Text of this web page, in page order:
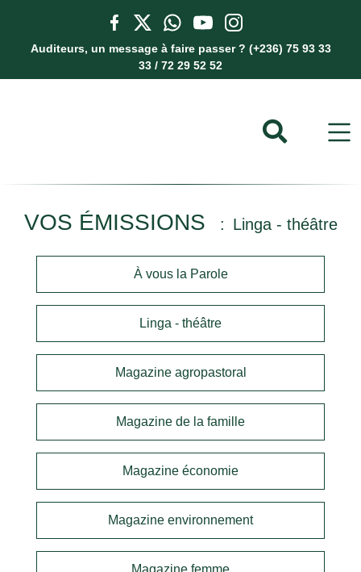
Auditeurs, un message à faire passer ? (+236) 75 93 33
33 / 72 29 52 52
VOS ÉMISSIONS Linga - théâtre
À vous la Parole
Linga - théâtre
Magazine agropastoral
Magazine de la famille
Magazine économie
Magazine environnement
Magazine femme